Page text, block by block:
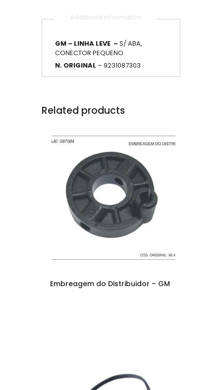
Additional information
GM – LINHA LEVE – S/ ABA,
CONECTOR PEQUENO
N. ORIGINAL – 9231087303
Related products
Embreagem do Distribuidor – GM